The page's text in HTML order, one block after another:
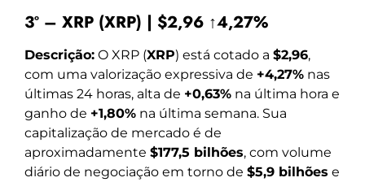
3º – XRP (XRP) | $2,96 ↑4,27%
Descrição: O XRP (XRP) está cotado a $2,96,
com uma valorização expressiva de +4,27% nas
últimas 24 horas, alta de +0,63% na última hora e
ganho de +1,80% na última semana. Sua
capitalização de mercado é de
aproximadamente $177,5 bilhões, com volume
diário de negociação em torno de $5,9 bilhões e